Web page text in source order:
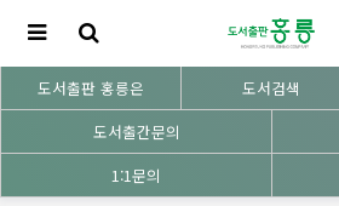
도서출판 홍릉은 도서검색
도서출간문의
1:1문의